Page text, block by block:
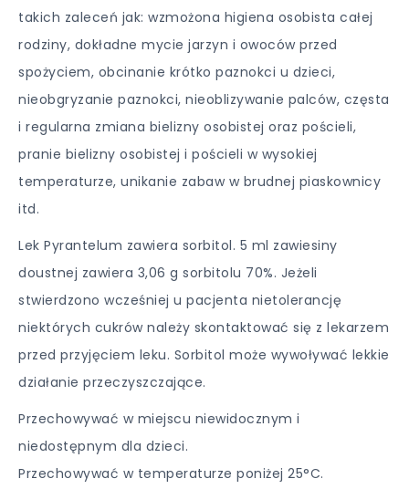
takich zaleceń jak: wzmożona higiena osobista całej
rodziny, dokładne mycie jarzyn i owoców przed
spożyciem, obcinanie krótko paznokci u dzieci,
nieobgryzanie paznokci, nieoblizywanie palców, częsta
i regularna zmiana bielizny osobistej oraz pościeli,
pranie bielizny osobistej i pościeli w wysokiej
temperaturze, unikanie zabaw w brudnej piaskownicy
itd.
Lek Pyrantelum zawiera sorbitol. 5 ml zawiesiny
doustnej zawiera 3,06 g sorbitolu 70%. Jeżeli
stwierdzono wcześniej u pacjenta nietolerancję
niektórych cukrów należy skontaktować się z lekarzem
przed przyjęciem leku. Sorbitol może wywoływać lekkie
działanie przeczyszczające.
Przechowywać w miejscu niewidocznym i
niedostępnym dla dzieci.
Przechowywać w temperaturze poniżej 25°C.